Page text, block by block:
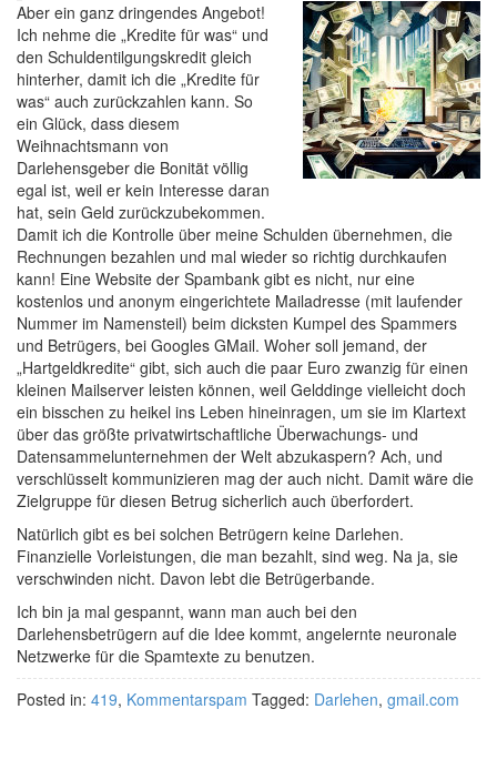
Aber ein ganz dringendes Angebot!
Ich nehme die „Kredite für was“ und
den Schuldentilgungskredit gleich
hinterher, damit ich die „Kredite für
was“ auch zurückzahlen kann. So
ein Glück, dass diesem
Weihnachtsmann von
Darlehensgeber die Bonität völlig
egal ist, weil er kein Interesse daran
hat, sein Geld zurückzubekommen.
Damit ich die Kontrolle über meine Schulden übernehmen, die
Rechnungen bezahlen und mal wieder so richtig durchkaufen
kann! Eine Website der Spambank gibt es nicht, nur eine
kostenlos und anonym eingerichtete Mailadresse (mit laufender
Nummer im Namensteil) beim dicksten Kumpel des Spammers
und Betrügers, bei Googles GMail. Woher soll jemand, der
„Hartgeldkredite“ gibt, sich auch die paar Euro zwanzig für einen
kleinen Mailserver leisten können, weil Gelddinge vielleicht doch
ein bisschen zu heikel ins Leben hineinragen, um sie im Klartext
über das größte privatwirtschaftliche Überwachungs- und
Datensammelunternehmen der Welt abzukaspern? Ach, und
verschlüsselt kommunizieren mag der auch nicht. Damit wäre die
Zielgruppe für diesen Betrug sicherlich auch überfordert.
Natürlich gibt es bei solchen Betrügern keine Darlehen.
Finanzielle Vorleistungen, die man bezahlt, sind weg. Na ja, sie
verschwinden nicht. Davon lebt die Betrügerbande.
Ich bin ja mal gespannt, wann man auch bei den
Darlehensbetrügern auf die Idee kommt, angelernte neuronale
Netzwerke für die Spamtexte zu benutzen.
Posted in: 419, Kommentarspam Tagged: Darlehen, gmail.com